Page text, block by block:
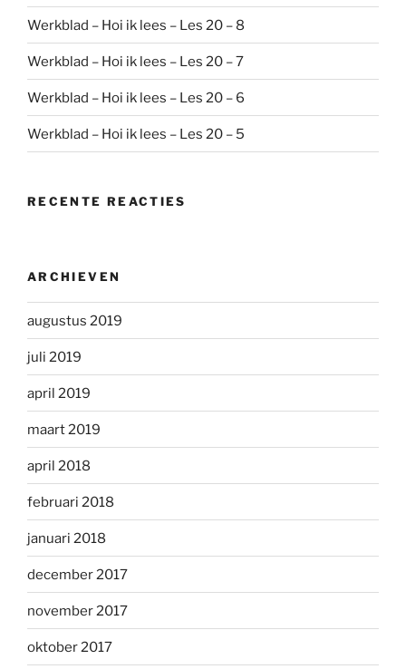
Werkblad – Hoi ik lees – Les 20 – 8
Werkblad – Hoi ik lees – Les 20 – 7
Werkblad – Hoi ik lees – Les 20 – 6
Werkblad – Hoi ik lees – Les 20 – 5
RECENTE REACTIES
ARCHIEVEN
augustus 2019
juli 2019
april 2019
maart 2019
april 2018
februari 2018
januari 2018
december 2017
november 2017
oktober 2017